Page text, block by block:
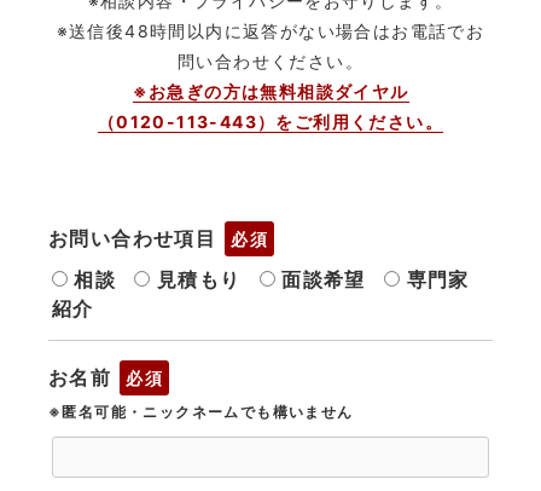
※送信後48時間以内に返答がない場合はお電話でお
問い合わせください。
※お急ぎの方は無料相談ダイヤル
（0120-113-443）をご利用ください。
お問い合わせ項目 必須
相談 見積もり 面談希望
専門家
紹介
お名前 必須
※匿名可能・ニックネームでも構いません